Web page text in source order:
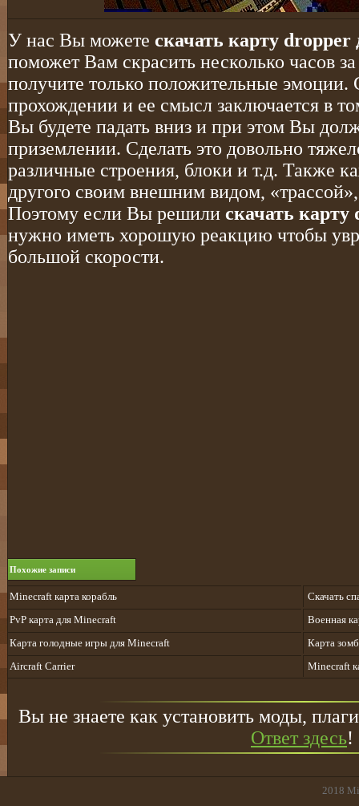
У нас Вы можете скачать карту
поможет Вам скрасить несколько часов
получите только положительные эмоции.
прохождении и ее смысл заключается в
Вы будете падать вниз и при этом Вы
приземлении. Сделать это довольно
различные строения, блоки и т.д. Также
другого своим внешним видом,
Поэтому если Вы решили скачать
нужно иметь хорошую реакцию чтобы
большой скорости.
Похожие записи
Minecraft карта корабль
Cкачать
PvP карта для Minecraft
Военная
Карта голодные игры для Minecraft
Карта
Aircraft Carrier
Minecraft
Вы не знаете как установить моды,
Ответ здесь!
2018